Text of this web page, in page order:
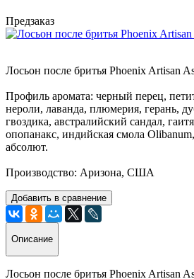
Предзаказ
Лосьон после бритья Phoenix Artisan
Профиль аромата: черный перец,
нероли, лаванда, плюмерия, герань,
гвоздика, австралийский сандал,
опопанакс, индийская смола
абсолют.
Производство: Аризона, США
Добавить в сравнение
Описание
Лосьон после бритья Phoenix Artisan